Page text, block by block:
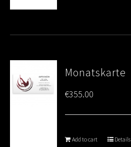
Monatskarte
€355.00
Add to cart Details